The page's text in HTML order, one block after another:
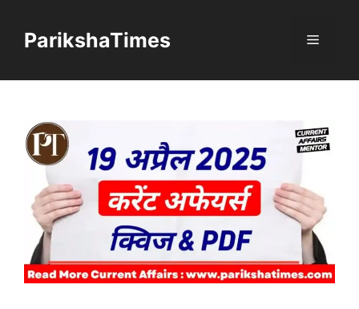
contentParikshaTimes Menu